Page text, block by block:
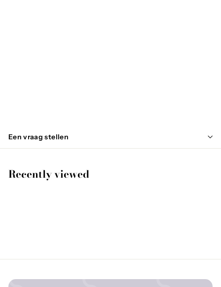
9
5
Een vraag stellen
Recently viewed